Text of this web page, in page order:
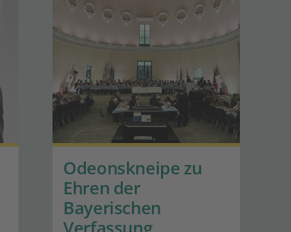
Odeonskneipe zu
Ehren der
Bayerischen